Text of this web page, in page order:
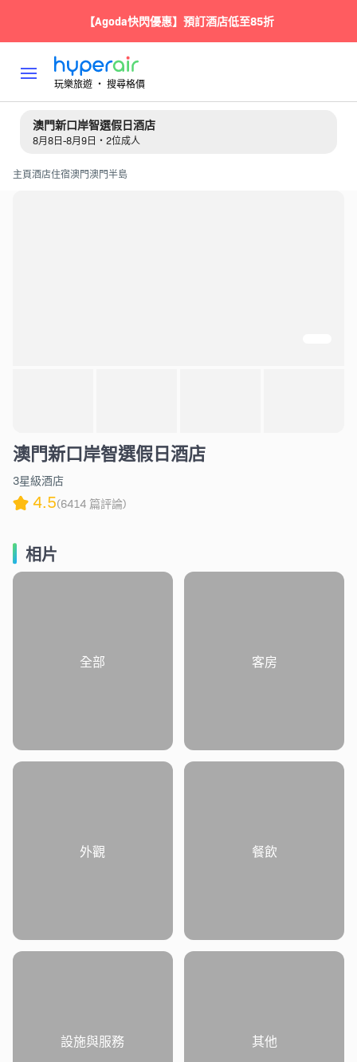
【Agoda快閃優惠】預訂酒店低至85折
玩樂旅遊 ‧ 搜尋格價
澳門新口岸智選假日酒店
8月8日-8月9日・2位成人
主頁酒店住宿澳門澳門半島
澳門新口岸智選假日酒店
3星級酒店
4.5(6414 篇評論)
相片
全部 客房
外觀 餐飲
設施與服務 其他